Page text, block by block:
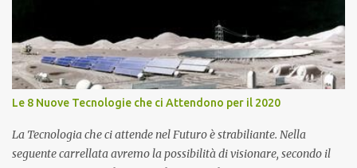
rappresenta una delle alternative più interessanti, soprattutto per
chi vive in appartamento o in condominio e non dispone di un tetto
privato. Questa tecnologia permette di installare uno o più
pannelli fotovoltaici direttamente sul parapetto del balcone, su
una ringhiera oppure fissati a una parete esterna opportunamente
esposta al sole. In questo modo è possibile sfruttare l'energia
solare per alimentare p...
Le 8 Nuove Tecnologie che ci Attendono per il 2020
La Tecnologia che ci attende nel Futuro è strabiliante. Nella
seguente carrellata avremo la possibilità di visionare, secondo il